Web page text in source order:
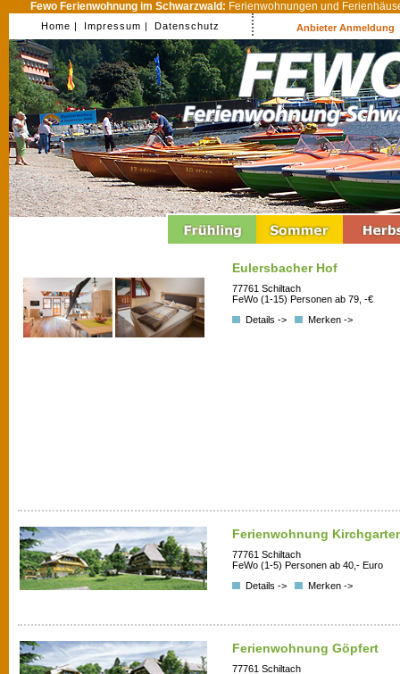
Fewo Ferienwohnung im Schwarzwald: Ferienwohnungen und
Home | Impressum | Datenschutz Anbieter Anmeldung
Eulersbacher Hof
77761 Schiltach
FeWo (1-15) Personen ab 79, -€
Details ->
Merken ->
Ferienwohnung
77761 Schiltach
FeWo (1-5) Personen ab 40,- Euro
Details ->
Merken ->
Ferienwohnung Göpfert
77761 Schiltach